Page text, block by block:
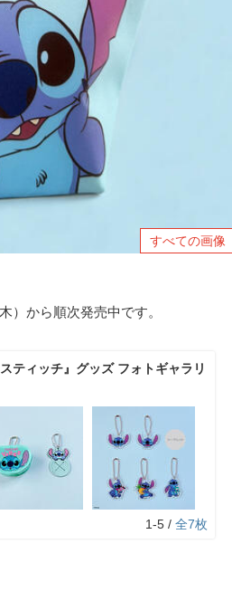
すべての画像
）から順次発売中です。
ティッチ』グッズ フォトギャラリ
1-5 / 全7枚